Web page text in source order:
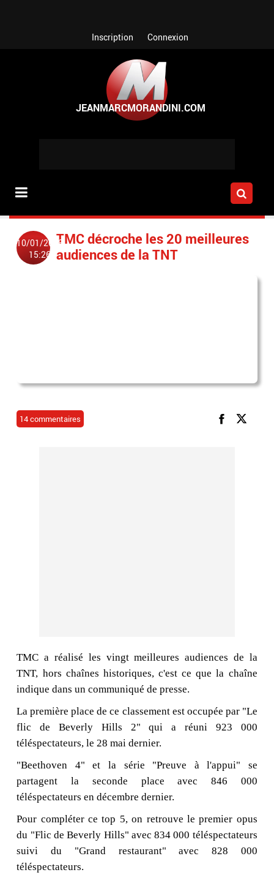
Inscription Connexion
10/01/2008
15:26
TMC décroche les 20 meilleures
audiences de la TNT
14 commentaires
TMC a réalisé les vingt meilleures audiences de la
TNT, hors chaînes historiques, c'est ce que la chaîne
indique dans un communiqué de presse.
La première place de ce classement est occupée par "Le
flic de Beverly Hills 2" qui a réuni 923 000
téléspectateurs, le 28 mai dernier.
"Beethoven 4" et la série "Preuve à l'appui" se
partagent la seconde place avec 846 000
téléspectateurs en décembre dernier.
Pour compléter ce top 5, on retrouve le premier opus
du "Flic de Beverly Hills" avec 834 000 téléspectateurs
suivi du "Grand restaurant" avec 828 000
téléspectateurs.